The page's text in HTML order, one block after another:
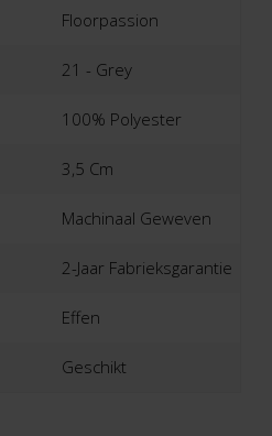
Floorpassion
21 - Grey
100% Polyester
3,5 Cm
Machinaal Geweven
2-Jaar Fabrieksgarantie
Effen
Geschikt